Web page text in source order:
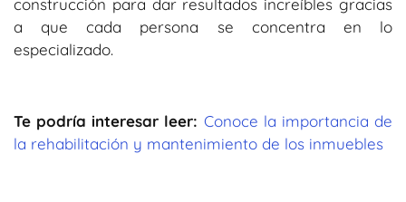
construcción para dar resultados increíbles gracias
a que cada persona se concentra en lo
especializado.
Te podría interesar leer: Conoce la importancia de
la rehabilitación y mantenimiento de los inmuebles